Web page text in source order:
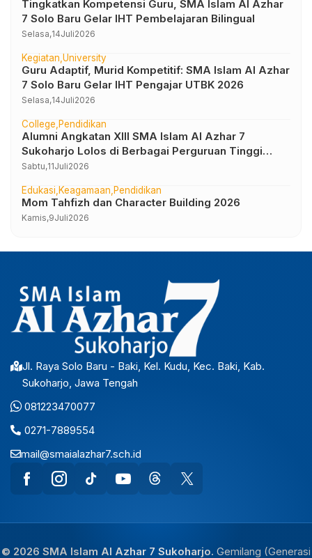
Tingkatkan Kompetensi Guru, SMA Islam Al Azhar
7 Solo Baru Gelar IHT Pembelajaran Bilingual
Selasa,14Juli2026
Kegiatan University
Guru Adaptif, Murid Kompetitif: SMA Islam Al Azhar
7 Solo Baru Gelar IHT Pengajar UTBK 2026
Selasa,14Juli2026
College Pendidikan
Alumni Angkatan XIII SMA Islam Al Azhar 7
Sukoharjo Lolos di Berbagai Perguruan Tinggi
Negeri dan Luar Negeri
Sabtu,11Juli2026
Edukasi Keagamaan Pendidikan
Mom Tahfizh dan Character Building 2026
Kamis,9Juli2026
Jl. Raya Solo Baru - Baki, Kel. Kudu, Kec. Baki, Kab.
Sukoharjo, Jawa Tengah
081223470077
0271-7889554
mail@smaialazhar7.sch.id
© 2026 SMA Islam Al Azhar 7 Sukoharjo. Gemilang (Generasi